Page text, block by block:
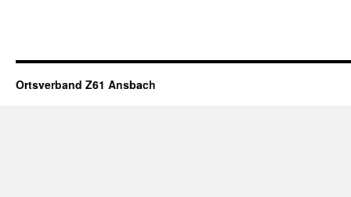
Ortsverband Z61 Ansbach